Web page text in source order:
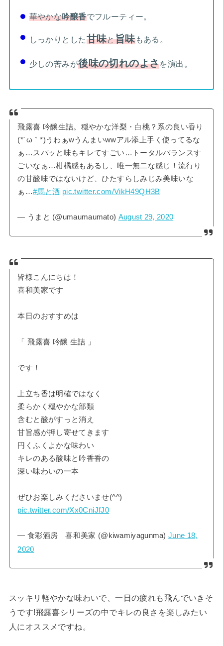
華やかな吟醸香でフルーティー。
しっかりとした甘味と旨味もある。
少しの苦みが後味の切れのよさを演出。
飛露喜 吟醸生詰。穏やかな洋梨・白桃？系の良い香り
(*´ω｀*)うわぁwうんまいwwアル添上手く使ってるな
ぁ…スパッと味もキレてすごい…トータルバランスす
ごいなぁ…柑橘感もあるし、唯一無二な感じ！流行り
の甘酸味ではないけど、ひたすらしみじみ美味いな
ぁ…#馬と酒 pic.twitter.com/VikH49QH3B
— うまと (@umaumaumato) August 29, 2020
皆様こんにちは！
喜和美家です
本日のおすすめは
「 飛露喜 吟醸 生詰 」
です！
上立ち香は明確ではなく
柔らかく穏やかな部類
含むと酸がすっと消え
甘旨感が押し寄せてきます
円くふくよかな味わい
キレのある酸味と吟香香の
深い味わいの一本
ぜひお楽しみくださいませ(^^)
pic.twitter.com/Xx0CniJfJ0
— 食彩酒房 喜和美家 (@kiwamiyagunma)June 18,
2020
スッキリ軽やかな味わいで、一日の疲れも飛んでいきそ
うです!飛露喜シリーズの中でキレの良さを楽しみたい
人にオススメですね。